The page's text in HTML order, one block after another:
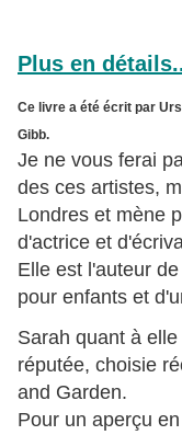
Plus en
Ce livre a été écrit par
Gibb.
Je ne vous ferai
des ces artistes,
Londres et mène
d'actrice et
Elle est l'auteur
pour enfants et
Sarah quant à
réputée, choisie
and Garden.
Pour un aperçu